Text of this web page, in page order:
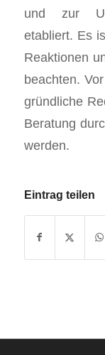
und zur
etabliert. Es
Reaktionen
beachten.
gründliche
Beratung
werden.
Eintrag teilen